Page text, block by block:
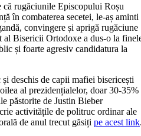
că rugăciunile Episcopului Roșu
în combaterea secetei, le-aș aminti
convingere și aprigă rugăciune
al Bisericii Ortodoxe a dus-o la
și foarte agresiv candidatura la
deschis de capii mafiei bisericești
al prezidențialelor, doar 30-35%
păstorite de Justin Bieber
activitățile de politruc ordinar ale
de anul trecut găsiți pe acest link